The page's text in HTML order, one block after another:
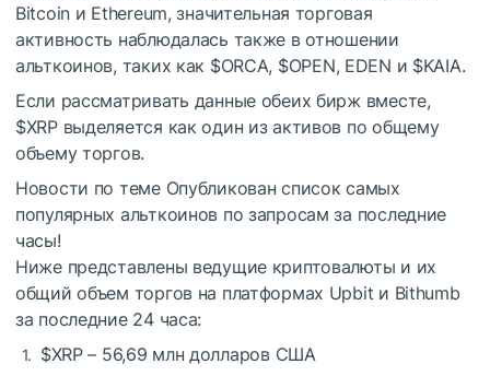
Bitcoin и Ethereum, значительная торговая
активность наблюдалась также в отношении
альткоинов, таких как $ORCA, $OPEN, EDEN и $KAIA.
Если рассматривать данные обеих бирж вместе,
$XRPвыделяется как один из активов по общему
объему торгов.
Новости по теме Опубликован список самых
популярных альткоинов по запросам за последние
часы!
Ниже представлены ведущие криптовалюты и их
общий объем торгов на платформах Upbit и Bithumb
за последние 24 часа:
$XRP– 56,69 млн долларов США